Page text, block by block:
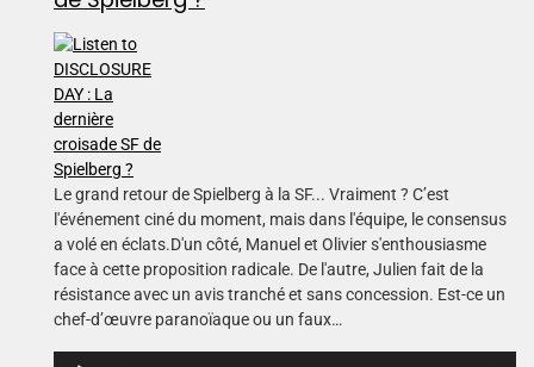
Le grand retour de Spielberg à la SF... Vraiment ? C’est
l'événement ciné du moment, mais dans l'équipe, le consensus
a volé en éclats.D'un côté, Manuel et Olivier s'enthousiasme
face à cette proposition radicale. De l'autre, Julien fait de la
résistance avec un avis tranché et sans concession. Est-ce un
chef-d’œuvre paranoïaque ou un faux…